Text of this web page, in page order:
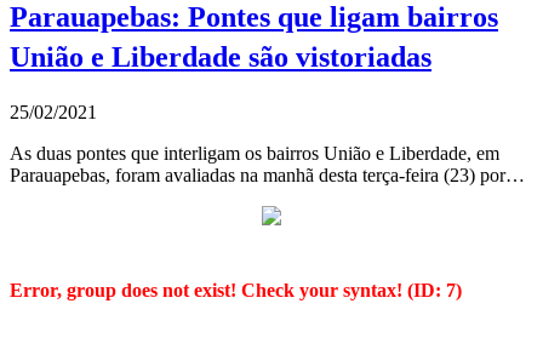
Parauapebas: Pontes que ligam bairros
União e Liberdade são vistoriadas
25/02/2021
As duas pontes que interligam os bairros União e Liberdade, em
Parauapebas, foram avaliadas na manhã desta terça-feira (23) por…
Error, group does not exist! Check your syntax! (ID: 7)